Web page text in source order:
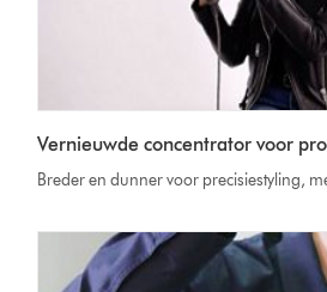
Vernieuwde concentrator voor
Breder en dunner voor precisiestyling,